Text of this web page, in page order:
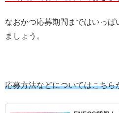
なおかつ応募期間まではいっぱ
ましょう。
応募方法などについてはこちら